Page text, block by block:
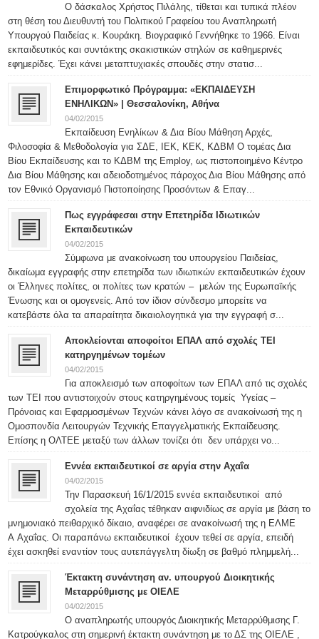
O δάσκαλος Χρήστος Πιλάλης, τίθεται και τυπικά πλέον
στη θέση του Διευθυντή του Πολιτικού Γραφείου του Αναπληρωτή
Υπουργού Παιδείας κ. Κουράκη. Βιογραφικό Γεννήθηκε το 1966. Είναι
εκπαιδευτικός και συντάκτης σκακιστικών στηλών σε καθημερινές
εφημερίδες. Έχει κάνει μεταπτυχιακές σπουδές στην στατισ...
Επιμορφωτικό Πρόγραμμα: «ΕΚΠΑΙΔΕΥΣΗ
ΕΝΗΛΙΚΩΝ» | Θεσσαλονίκη, Αθήνα
04/02/2015
Εκπαίδευση Ενηλίκων & Δια Βίου Μάθηση Αρχές,
Φιλοσοφία & Μεθοδολογία για ΣΔΕ, ΙΕΚ, ΚΕΚ, ΚΔΒΜ Ο τομέας Δια
Βίου Εκπαίδευσης και το ΚΔΒΜ της Employ, ως πιστοποιημένο Κέντρο
Δια Βίου Μάθησης και αδειοδοτημένος πάροχος Δια Βίου Μάθησης από
τον Εθνικό Οργανισμό Πιστοποίησης Προσόντων & Επαγ...
Πως εγγράφεσαι στην Επετηρίδα Ιδιωτικών
Εκπαιδευτικών
04/02/2015
Σύμφωνα με ανακοίνωση του υπουργείου Παιδείας,
δικαίωμα εγγραφής στην επετηρίδα των ιδιωτικών εκπαιδευτικών έχουν
οι Έλληνες πολίτες, οι πολίτες των κρατών – μελών της Ευρωπαϊκής
Ένωσης και οι ομογενείς. Από τον ίδιον σύνδεσμο μπορείτε να
κατεβάστε όλα τα απαραίτητα δικαιολογητικά για την εγγραφή σ...
Αποκλείονται αποφοίτοι ΕΠΑΛ από σχολές ΤΕΙ
κατηργημένων τομέων
04/02/2015
Για αποκλεισμό των αποφοίτων των ΕΠΑΛ από τις σχολές
των ΤΕΙ που αντιστοιχούν στους κατηργημένους τομείς Υγείας –
Πρόνοιας και Εφαρμοσμένων Τεχνών κάνει λόγο σε ανακοίνωσή της η
Ομοσπονδία Λειτουργών Τεχνικής Επαγγελματικής Εκπαίδευσης.
Επίσης η ΟΛΤΕΕ μεταξύ των άλλων τονίζει ότι δεν υπάρχει νο...
Εννέα εκπαιδευτικοί σε αργία στην Αχαΐα
04/02/2015
Την Παρασκευή 16/1/2015 εννέα εκπαιδευτικοί από
σχολεία της Αχαΐας τέθηκαν αιφνιδίως σε αργία με βάση το
μνημονιακό πειθαρχικό δίκαιο, αναφέρει σε ανακοίνωσή της η ΕΛΜΕ
Α Αχαΐας. Οι παραπάνω εκπαιδευτικοί έχουν τεθεί σε αργία, επειδή
έχει ασκηθεί εναντίον τους αυτεπάγγελτη δίωξη σε βαθμό πλημμελή...
Έκτακτη συνάντηση αν. υπουργού Διοικητικής
Μεταρρύθμισης με ΟΙΕΛΕ
04/02/2015
Ο αναπληρωτής υπουργός Διοικητικής Μεταρρύθμισης Γ.
Κατρούγκαλος στη σημερινή έκτακτη συνάντηση με το ΔΣ της ΟΙΕΛΕ ,